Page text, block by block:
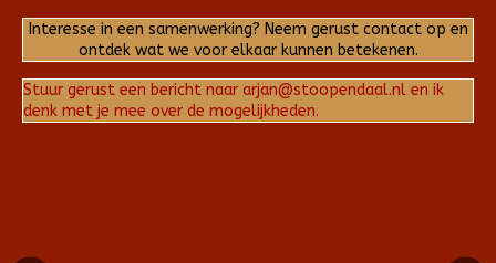
Interesse in een samenwerking? Neem gerust contact op en
ontdek wat we voor elkaar kunnen betekenen.
Stuur gerust een bericht naar arjan@stoopendaal.nl en ik
denk met je mee over de mogelijkheden.